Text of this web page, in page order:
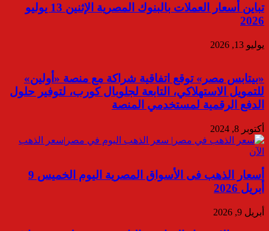
تباين أسعار العملات بالبنوك المصرية الإثنين 13 يوليو
2026
يوليو 13, 2026
«بيتابس مصر» توقع اتفاقية شراكة مع منصة «أولين»
للتمويل الاستهلاكي، التابعة لجلوبال كورب، لتوفير حلول
الدفع الرقمية لمستخدمي المنصة
أكتوبر 8, 2024
أسعار الذهب فى الأسواق المصرية اليوم الخميس 9
أبريل 2026
أبريل 9, 2026